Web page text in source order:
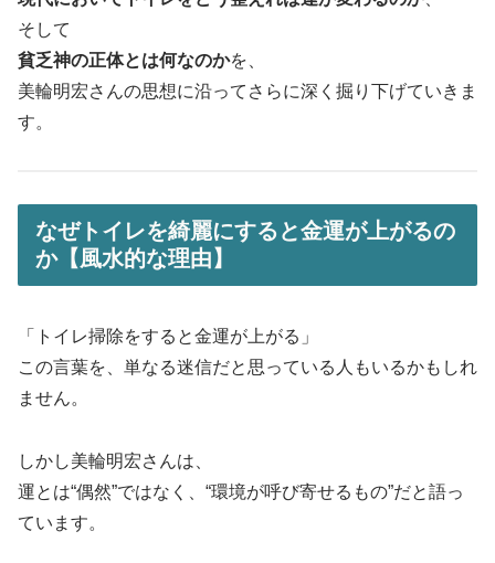
そして
貧乏神の正体とは何なのかを、
美輪明宏さんの思想に沿ってさらに深く掘り下げていきま
す。
なぜトイレを綺麗にすると金運が上がるの
か【風水的な理由】
「トイレ掃除をすると金運が上がる」
この言葉を、単なる迷信だと思っている人もいるかもしれ
ません。
しかし美輪明宏さんは、
運とは“偶然”ではなく、“環境が呼び寄せるもの”だと語っ
ています。